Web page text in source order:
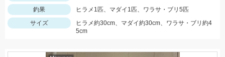
釣果
ヒラメ1匹、マダイ1匹、ワラサ・ブリ5匹
サイズ
ヒラメ約30cm、マダイ約30cm、ワラサ・ブリ約4
5cm